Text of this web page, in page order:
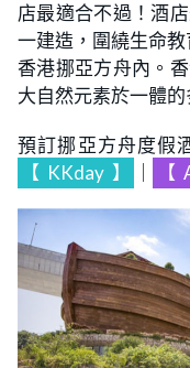
店最適合不過！酒
一建造，圍繞生命
香港挪亞方舟內。
大自然元素於一體
預訂挪亞方舟度假
【 KKday 】 【